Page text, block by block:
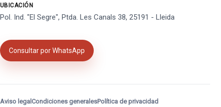
UBICACIÓN
Pol. Ind. "El Segre", Ptda. Les Canals 38, 25191 - Lleida
Consultar por WhatsApp
Aviso legal Condiciones generalesPolítica de privacidad